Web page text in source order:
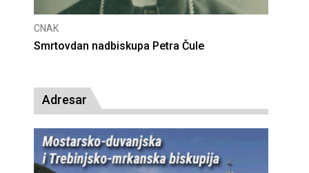
CNAK
Smrtovdan nadbiskupa Petra Čule
Adresar